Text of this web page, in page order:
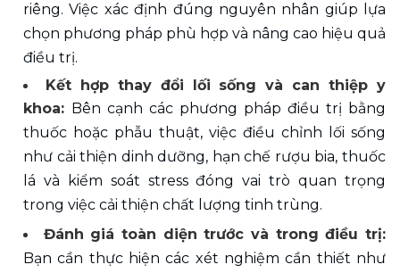
riêng. Việc xác định đúng nguyên nhân giúp lựa
chọn phương pháp phù hợp và nâng cao hiệu quả
điều trị.
Kết hợp thay đổi lối sống và can thiệp y
khoa: Bên cạnh các phương pháp điều trị bằng
thuốc hoặc phẫu thuật, việc điều chỉnh lối sống
như cải thiện dinh dưỡng, hạn chế rượu bia, thuốc
lá và kiểm soát stress đóng vai trò quan trọng
trong việc cải thiện chất lượng tinh trùng.
Đánh giá toàn diện trước và trong điều trị:
Bạn cần thực hiện các xét nghiệm cần thiết như